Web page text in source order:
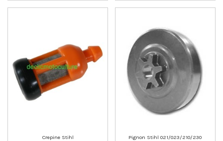
Crepine Stihl
Pignon Stihl 021/023/210/230